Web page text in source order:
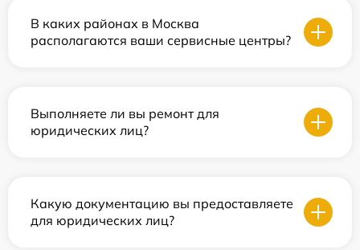
В каких районах в Москва
располагаются ваши сервисные центры?
Выполняете ли вы ремонт для
юридических лиц?
Какую документацию вы предоставляете
для юридических лиц?